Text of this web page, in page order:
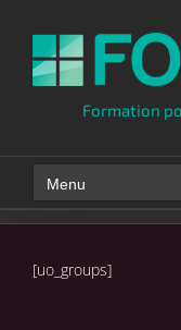
content
Formation
Menu
[uo_groups]